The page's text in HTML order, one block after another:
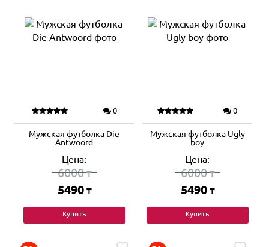
0
Мужская футболка Die
Antwoord
Цена:
6000₸
5490 ₸
Купить
0
Мужская футболка Ugly
boy
Цена:
6000₸
5490 ₸
Купить